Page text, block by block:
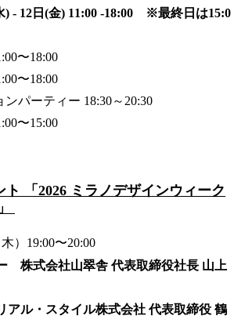
) - 12日(金) 11:00 -18:00 ※最終日は15:0
〜18:00
〜18:00
ーティー 18:30～20:30
〜15:00
ト 「2026 ミラノデザインウィーク
）19:00〜20:00
株式会社山翠舎 代表取締役社長 山上
ル・スタイル株式会社 代表取締役 鶴